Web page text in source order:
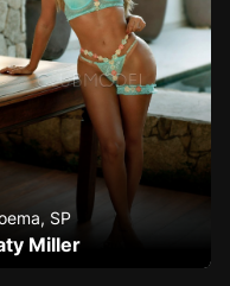
SP
Miller